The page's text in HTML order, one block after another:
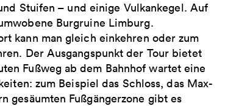
Stuifen – und einige Vulkankegel. Auf
Burgruine Limburg.
kann man gleich einkehren oder zum
Der Ausgangspunkt der Tour bietet
Fußweg ab dem Bahnhof wartet eine
zum Beispiel das Schloss, das Max-
gesäumten Fußgängerzone gibt es